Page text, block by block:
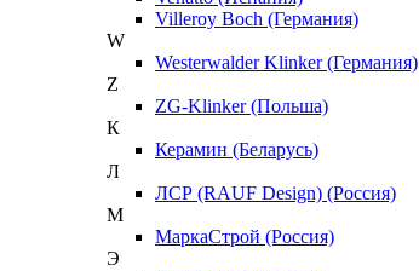
Villeroy Boch (Германия)
W
Westerwalder Klinker (Германия)
Z
ZG-Klinker (Польша)
К
Керамин (Беларусь)
Л
ЛСР (RAUF Design) (Россия)
М
МаркаСтрой (Россия)
Э